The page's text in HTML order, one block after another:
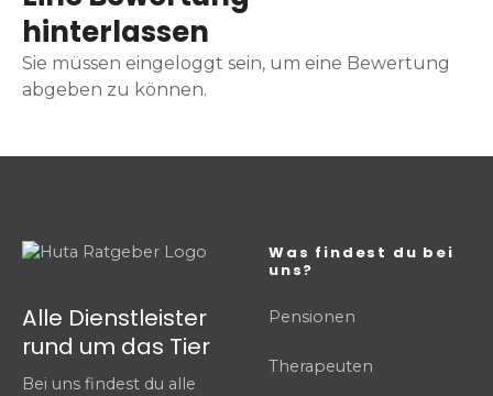
hinterlassen
Sie müssen eingeloggt sein, um eine Bewertung
abgeben zu können.
Alle Dienstleister
rund um das Tier
Bei uns findest du alle
Was findest du bei
uns?
Pensionen
Therapeuten